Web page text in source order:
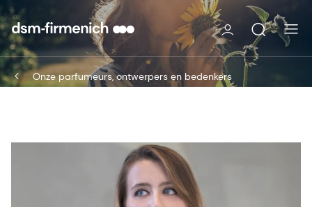
Onze parfumeurs, ontwerpers en bedenkers